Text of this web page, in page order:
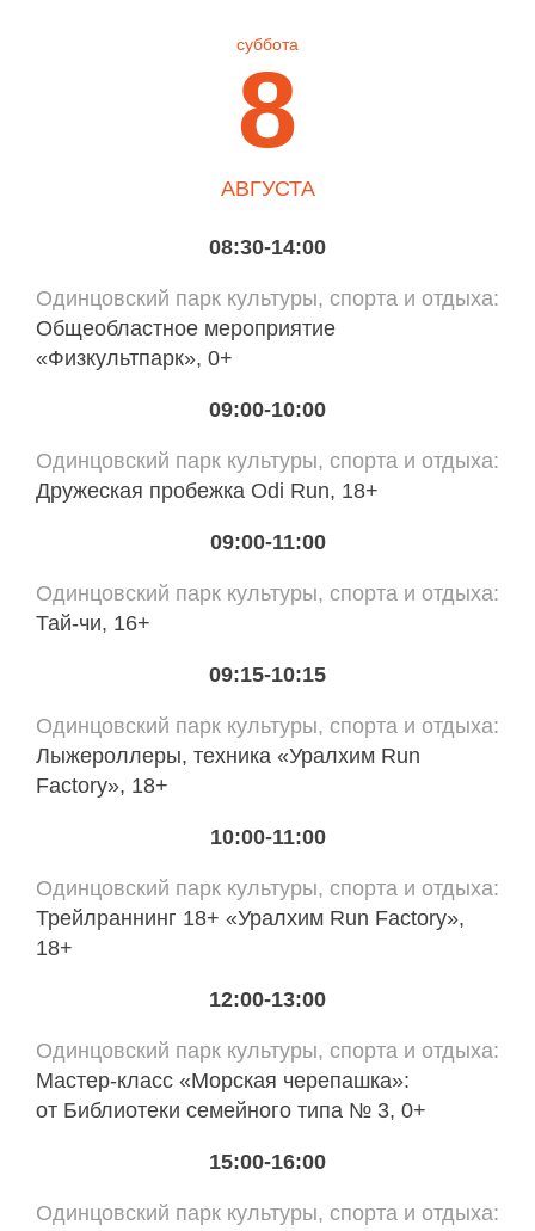
суббота
8
АВГУСТА
08:30-14:00
Одинцовский парк культуры, спорта и отдыха
Общеобластное мероприятие
«Физкультпарк», 0+
09:00-10:00
Одинцовский парк культуры, спорта и отдыха
Дружеская пробежка Odi Run, 18+
09:00-11:00
Одинцовский парк культуры, спорта и отдыха
Тай-чи, 16+
09:15-10:15
Одинцовский парк культуры, спорта и отдыха
Лыжероллеры, техника «Уралхим Run
Factory», 18+
10:00-11:00
Одинцовский парк культуры, спорта и отдыха
Трейлраннинг 18+ «Уралхим Run Factory»,
18+
12:00-13:00
Одинцовский парк культуры, спорта и отдыха
Мастер-класс «Морская черепашка»:
от Библиотеки семейного типа № 3, 0+
15:00-16:00
Одинцовский парк культуры, спорта и отдыха